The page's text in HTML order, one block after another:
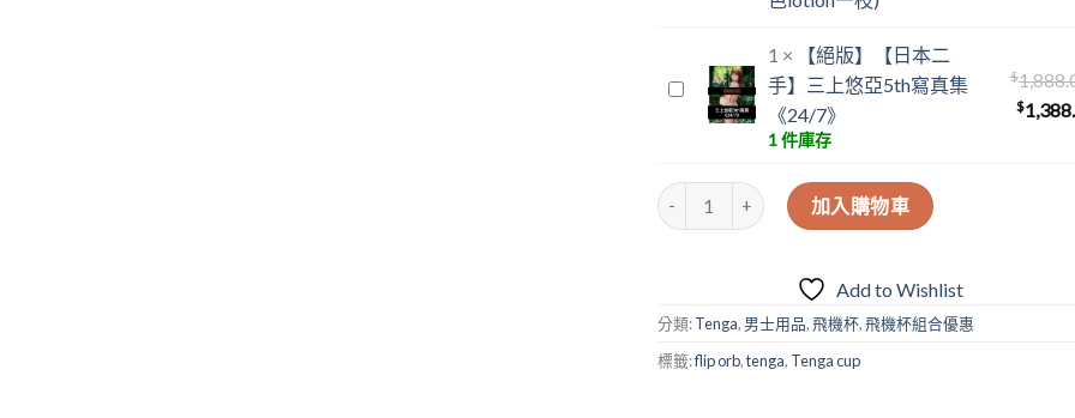
飛
(橙
色)
(連
紅
色
Tenga
Flip
真
空
電
機
杯
白
【絕
本
手】
悠
亞
5th
1 ×
【絕版】【日本二
手】三上悠亞5th寫真集
《24/7》
1 件庫存
$
$
【優惠裝】TENGA FLIP ORB PASTAIO SUNSET
加入購物車
Add to Wishlist
分類:Tenga, 男士用品,飛機杯,飛機杯組合優惠
標籤:flip orb,tenga, Tenga cup